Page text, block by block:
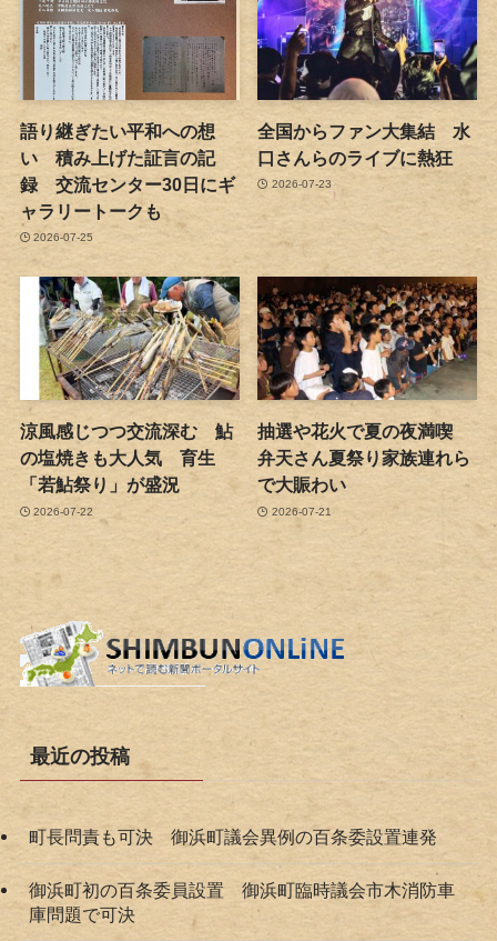
語り継ぎたい平和への想
い 積み上げた証言の記
録 交流センター30日にギ
ャラリートークも
2026-07-25
全国からファン大集結 水
口さんらのライブに熱狂
2026-07-23
涼風感じつつ交流深む 鮎
の塩焼きも大人気 育生
「若鮎祭り」が盛況
2026-07-22
抽選や花火で夏の夜満喫
弁天さん夏祭り家族連れら
で大賑わい
2026-07-21
最近の投稿
町長問責も可決 御浜町議会異例の百条委設置連発
御浜町初の百条委員設置 御浜町臨時議会市木消防車
庫問題で可決